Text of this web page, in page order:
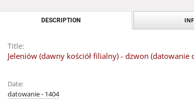
DESCRIPTION
Title:
Jeleniów (dawny kościół filialny) - dzwon (datowanie
Date:
datowanie - 1404